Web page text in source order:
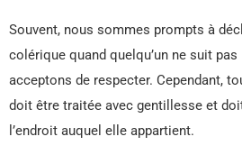
Souvent, nous sommes prompts à
colérique quand quelqu’un ne suit
acceptons de respecter. Cependant,
doit être traitée avec gentillesse et
l’endroit auquel elle appartient.